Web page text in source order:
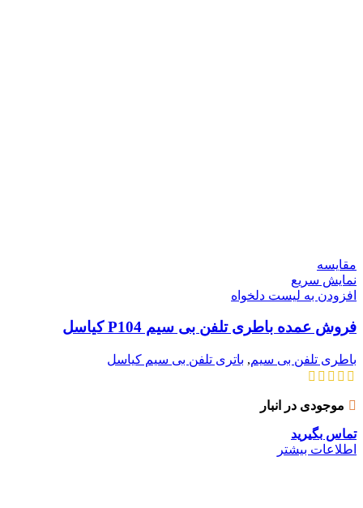
مقایسه
نمایش سریع
افزودن به لیست دلخواه
فروش عمده باطری تلفن بی سیم P104 کیاسل
باطری تلفن بی سیم, باتری تلفن بی سیم کیاسل
موجودی در انبار
تماس بگیرید
اطلاعات بیشتر